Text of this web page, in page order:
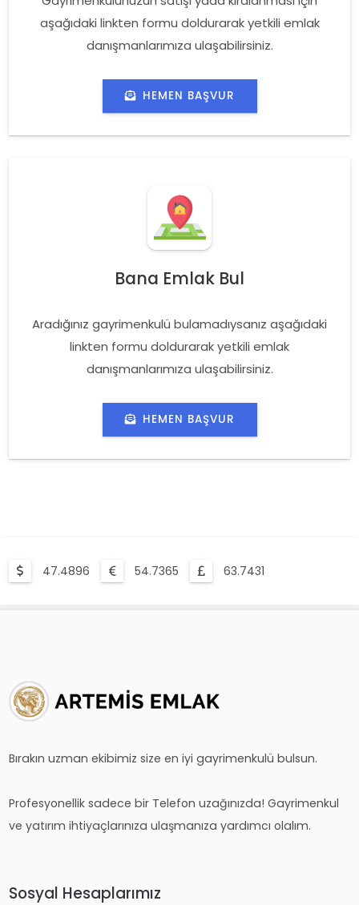
aşağıdaki linkten formu doldurarak yetkili emlak
danışmanlarımıza ulaşabilirsiniz.
HEMEN BAŞVUR
Bana Emlak Bul
Aradığınız gayrimenkulü bulamadıysanız aşağıdaki
linkten formu doldurarak yetkili emlak
danışmanlarımıza ulaşabilirsiniz.
HEMEN BAŞVUR
47.4896 54.7365 63.7431
Bırakın uzman ekibimiz size en iyi gayrimenkulü bulsun.
Profesyonellik sadece bir Telefon uzağınızda! Gayrimenkul
ve yatırım ihtiyaçlarınıza ulaşmanıza yardımcı olalım.
Sosyal Hesaplarımız